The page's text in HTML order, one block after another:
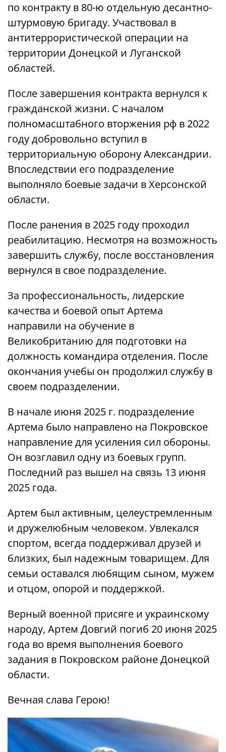
по контракту в 80-ю отдельную десантно-
штурмовую бригаду. Участвовал в
антитеррористической операции на
территории Донецкой и Луганской
областей.
После завершения контракта вернулся к
гражданской жизни. С началом
полномасштабного вторжения рф в 2022
году добровольно вступил в
территориальную оборону Александрии.
Впоследствии его подразделение
выполняло боевые задачи в Херсонской
области.
После ранения в 2025 году проходил
реабилитацию. Несмотря на возможность
завершить службу, после восстановления
вернулся в свое подразделение.
За профессиональность, лидерские
качества и боевой опыт Артема
направили на обучение в
Великобританию для подготовки на
должность командира отделения. После
окончания учебы он продолжил службу в
своем подразделении.
В начале июня 2025 г. подразделение
Артема было направлено на Покровское
направление для усиления сил обороны.
Он возглавил одну из боевых групп.
Последний раз вышел на связь 13 июня
2025 года.
Артем был активным, целеустремленным
и дружелюбным человеком. Увлекался
спортом, всегда поддерживал друзей и
близких, был надежным товарищем. Для
семьи оставался любящим сыном, мужем
и отцом, опорой и поддержкой.
Верный военной присяге и украинскому
народу, Артем Довгий погиб 20 июня 2025
года во время выполнения боевого
задания в Покровском районе Донецкой
области.
Вечная слава Герою!